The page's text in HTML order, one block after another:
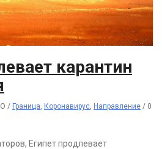
карантин
/ Граница Коронавирус Направление / 0
Египет продлевает